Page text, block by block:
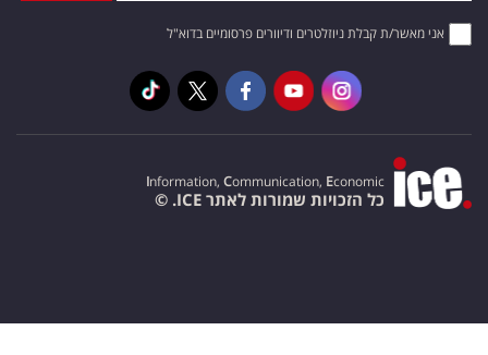
אני מאשר/ת קבלת ניוזלטרים ודיוורים פרסומיים בדוא"ל
Information, Communication, Economic
כל הזכויות שמורות לאתר ICE. ©